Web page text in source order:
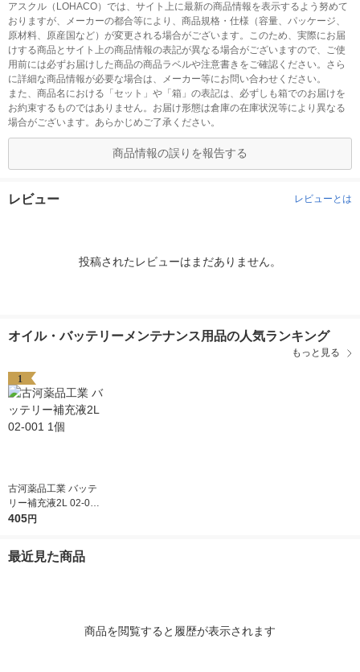
アスクル（LOHACO）では、サイト上に最新の商品情報を表示するよう努めて
おりますが、メーカーの都合等により、商品規格・仕様（容量、パッケージ、
原材料、原産国など）が変更される場合がございます。このため、実際にお届
けする商品とサイト上の商品情報の表記が異なる場合がございますので、ご使
用前には必ずお届けした商品の商品ラベルや注意書きをご確認ください。さら
に詳細な商品情報が必要な場合は、メーカー等にお問い合わせください。
また、商品名における「セット」や「箱」の表記は、必ずしも箱でのお届けを
お約束するものではありません。お届け形態は倉庫の在庫状況等により異なる
場合がございます。あらかじめご了承ください。
商品情報の誤りを報告する
レビュー レビューとは
投稿されたレビューはまだありません。
オイル・バッテリーメンテナンス用品の人気ランキング
もっと見る
1
古河薬品工業 バッテ
リー補充液2L 02-001
1個
405円
最近見た商品
商品を閲覧すると履歴が表示されます